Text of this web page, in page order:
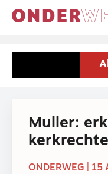
Muller:
ONDERWEG | 15